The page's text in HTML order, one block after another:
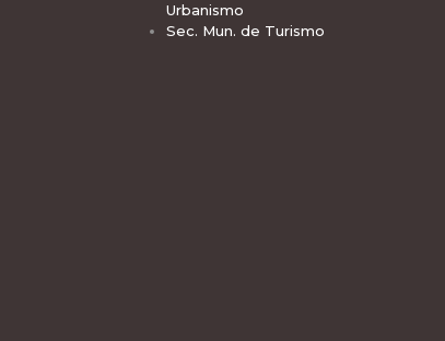
Urbanismo
Sec. Mun. de Turismo